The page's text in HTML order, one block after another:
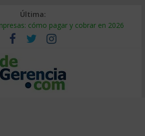
Última:
cómo pagar y cobrar en 2026
es y por qué sale tan caro
cómo auditarla a tiempo
cadena de suministro: qué hacer
EE. UU.: cómo segmentarlo y venderle